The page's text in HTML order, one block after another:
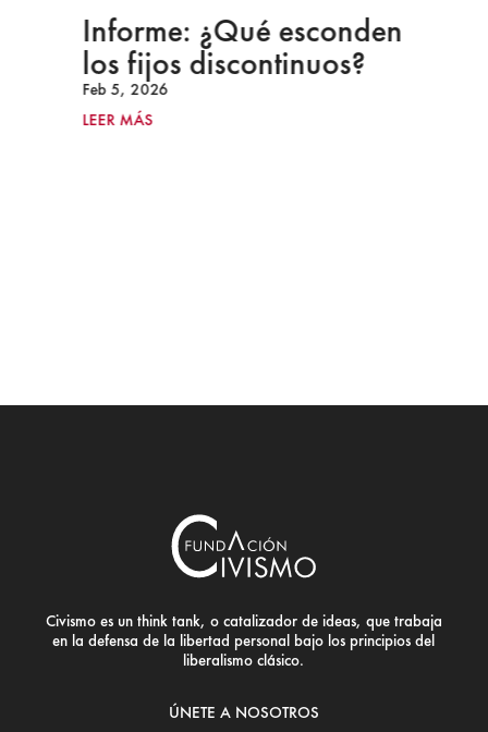
Informe: ¿Qué esconden
los fijos discontinuos?
Feb 5, 2026
LEER MÁS
Civismo es un think tank, o catalizador de ideas, que trabaja
en la defensa de la libertad personal bajo los principios del
liberalismo clásico.
ÚNETE A NOSOTROS